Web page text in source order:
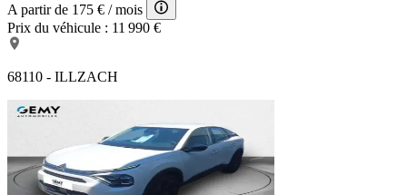
A partir de 175 € / mois
Prix du véhicule : 11 990 €
68110 - ILLZACH